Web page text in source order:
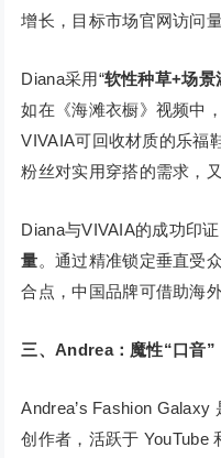
增长，目标市场官网访问量
Diana采用“软性种草+场景
如在《海滩衣橱》视频中
VIVAIA可回收材质的乐福
粉丝对实用穿搭的需求，
Diana与VIVAIA的成功印证
量。通过精准锁定垂直受
合点，中国品牌可借助海
三、Andrea：魔性“口音”
Andrea’s Fashion Galaxy
创作者，活跃于 YouTube